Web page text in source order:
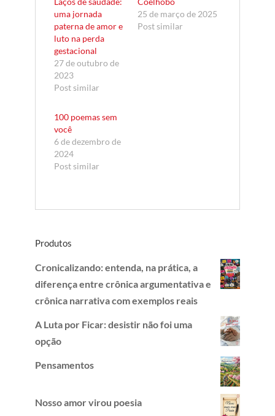
uma jornada
paterna de amor e
luto na perda
gestacional
27 de outubro de
2023
Post similar
25 de março de 2025
Post similar
100 poemas sem
você
6 de dezembro de
2024
Post similar
Produtos
Cronicalizando: entenda, na prática, a
diferença entre crônica argumentativa e
crônica narrativa com exemplos reais
A Luta por Ficar: desistir não foi uma
opção
Pensamentos
Nosso amor virou poesia